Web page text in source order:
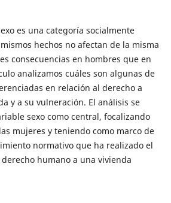
es una categoría socialmente
hechos no afectan de la misma
consecuencias en hombres que en
analizamos cuáles son algunas de
en relación al derecho a
y a su vulneración. El análisis se
sexo como central, focalizando
mujeres y teniendo como marco de
normativo que ha realizado el
humano a una vivienda